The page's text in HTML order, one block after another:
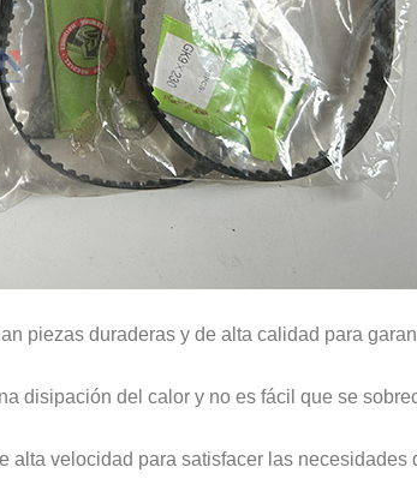
piezas duraderas y de alta calidad para
disipación del calor y no es fácil que se
alta velocidad para satisfacer las necesidades